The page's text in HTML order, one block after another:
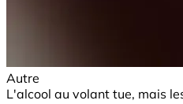
Autre
L'alcool au volant tue, mais